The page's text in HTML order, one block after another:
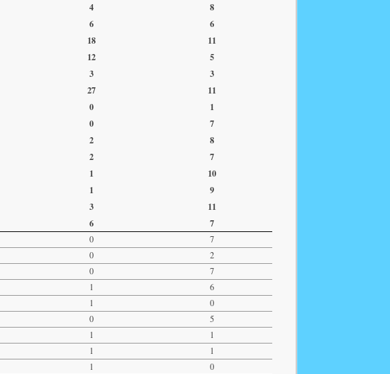
4
8
6
6
18
11
12
5
3
3
27
11
0
1
0
7
2
8
2
7
1
10
1
9
3
11
6 7
0
7
0
2
0
7
1
6
1
0
0
5
1
1
1
1
1
0